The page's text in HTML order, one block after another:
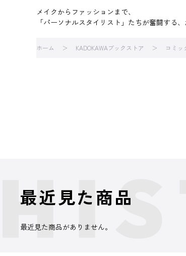
メイクからファッションまで、
「パーソナルスタイリスト」たちが奮闘する
ホーム KADOKAWAブックストア コミッ
最近見た商品
最近見た商品がありません。